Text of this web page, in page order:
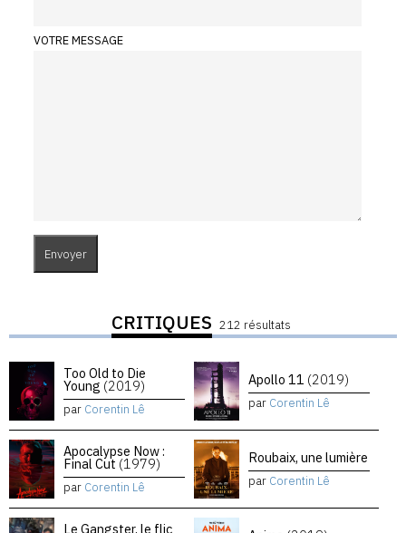
VOTRE MESSAGE
CRITIQUES 212 résultats
Too Old to Die
Young (2019)
par Corentin Lê
Apollo 11 (2019)
par Corentin Lê
Apocalypse Now :
Final Cut (1979)
par Corentin Lê
Roubaix, une lumière
par Corentin Lê
Le Gangster, le flic